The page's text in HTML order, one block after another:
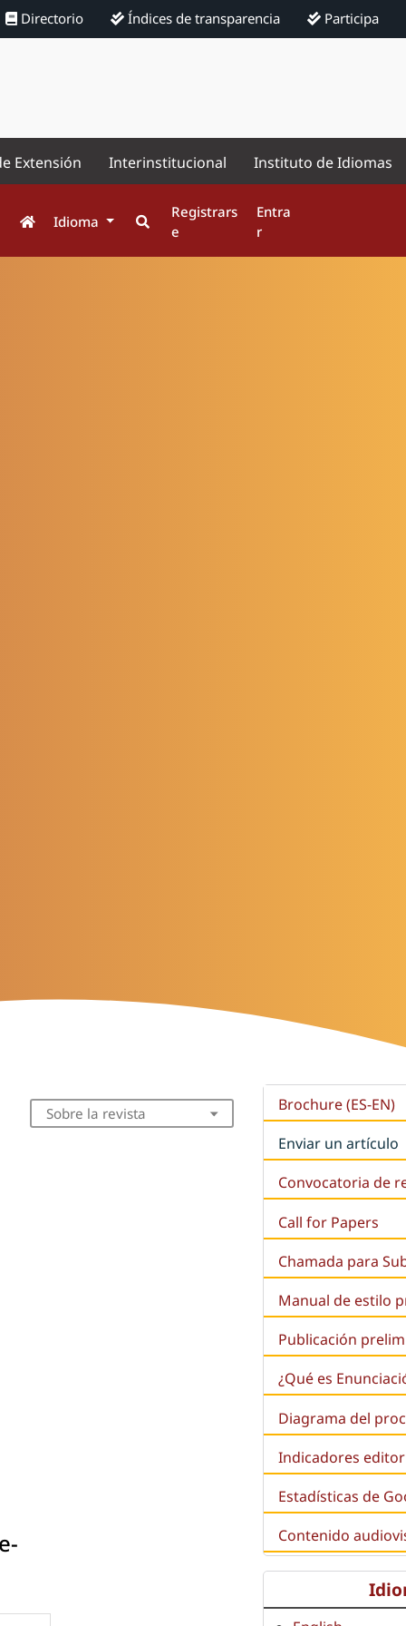
Directorio Índices de transparencia Participa
Extensión Interinstitucional Instituto de Idiomas
Idioma
Registrars
e
Entra
r
Sobre la revista
Brochure (ES-EN)
Enviar un artículo
Convocatoria de
Call for Papers
Chamada para
Manual de estilo
Publicación
¿Qué es
Diagrama del
Indicadores
Estadísticas de
Contenido